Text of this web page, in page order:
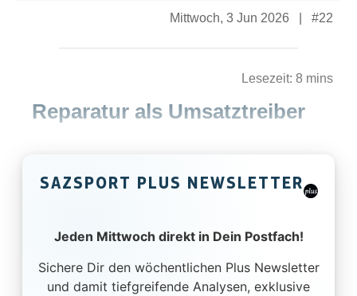
Mittwoch, 3 Jun 2026 #22
Lesezeit: 8 mins
Reparatur als Umsatztreiber
SAZSPORT PLUS NEWSLETTER
Jeden Mittwoch direkt in Dein Postfach!
Sichere Dir den wöchentlichen Plus Newsletter
und damit tiefgreifende Analysen, exklusive